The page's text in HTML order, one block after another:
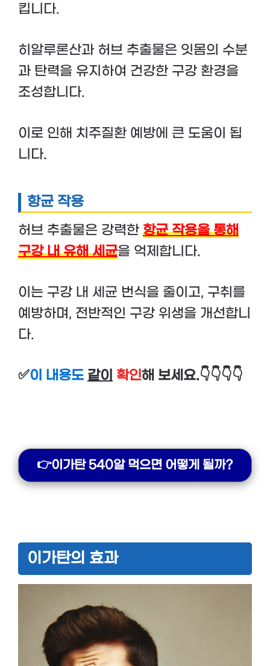
킵니다.
히알루론산과 허브 추출물은 잇몸의 수분
과 탄력을 유지하여 건강한 구강 환경을
조성합니다.
이로 인해 치주질환 예방에 큰 도움이 됩
니다.
항균 작용
허브 추출물은 강력한 항균 작용을 통해
구강 내 유해 세균을 억제합니다.
이는 구강 내 세균 번식을 줄이고, 구취를
예방하며, 전반적인 구강 위생을 개선합니
다.
✅이 내용도 같이 확인해 보세요.👇👇👇👇
👉이가탄 540알 먹으면 어떻게 될까?
이가탄의 효과